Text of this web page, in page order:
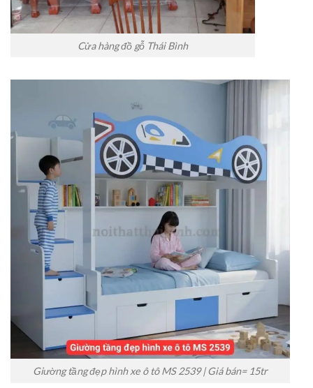
Cửa hàng đồ gỗ Thái Bình
Giường tầng đẹp hình xe ô tô MS 2539 | Giá bán= 15tr